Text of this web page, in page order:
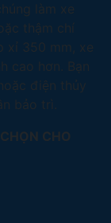
làm xe
thậm chí
xỉ 350 mm, xe
cao hơn. Bạn
điện thủy
bảo trì.
CHO